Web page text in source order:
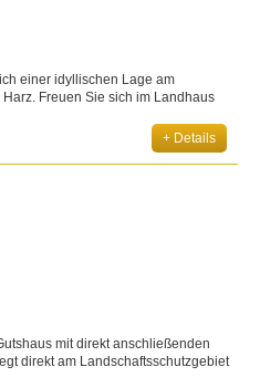
einer idyllischen Lage am
Freuen Sie sich im Landhaus
+ Details
mit direkt anschließenden
direkt am Landschaftsschutzgebiet